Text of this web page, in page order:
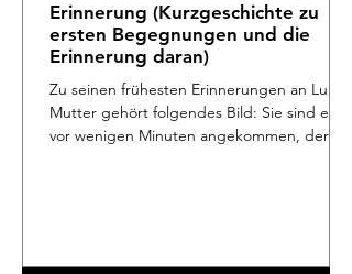
Erinnerung (Kurzgeschichte zu
ersten Begegnungen und die
Erinnerung daran)
Zu seinen frühesten Erinnerungen an Lunas
Mutter gehört folgendes Bild: Sie sind erst
vor wenigen Minuten angekommen, der